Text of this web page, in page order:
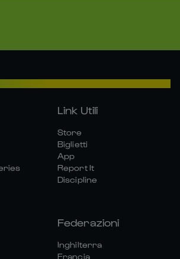
Link Utili
Store
Biglietti
App
Report It
Discipline
Federazioni
Inghilterra
Francia